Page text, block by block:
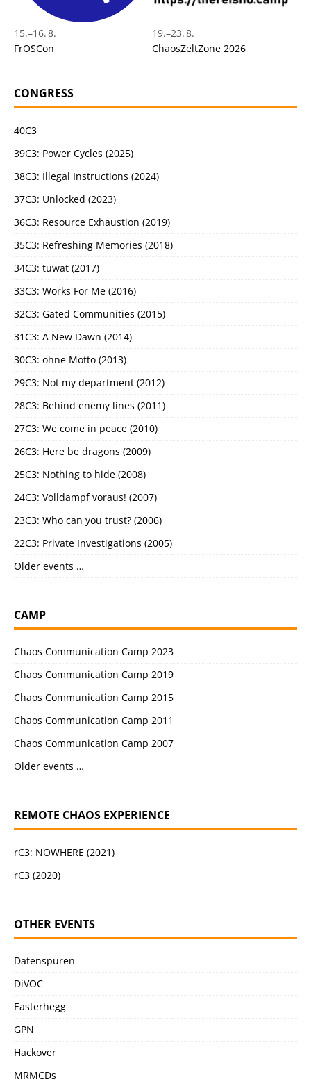
15.–16. 8.
FrOSCon
19.–23. 8.
ChaosZeltZone 2026
CONGRESS
40C3
39C3: Power Cycles (2025)
38C3: Illegal Instructions (2024)
37C3: Unlocked (2023)
36C3: Resource Exhaustion (2019)
35C3: Refreshing Memories (2018)
34C3: tuwat (2017)
33C3: Works For Me (2016)
32C3: Gated Communities (2015)
31C3: A New Dawn (2014)
30C3: ohne Motto (2013)
29C3: Not my department (2012)
28C3: Behind enemy lines (2011)
27C3: We come in peace (2010)
26C3: Here be dragons (2009)
25C3: Nothing to hide (2008)
24C3: Volldampf voraus! (2007)
23C3: Who can you trust? (2006)
22C3: Private Investigations (2005)
Older events …
CAMP
Chaos Communication Camp 2023
Chaos Communication Camp 2019
Chaos Communication Camp 2015
Chaos Communication Camp 2011
Chaos Communication Camp 2007
Older events …
REMOTE CHAOS EXPERIENCE
rC3: NOWHERE (2021)
rC3 (2020)
OTHER EVENTS
Datenspuren
DiVOC
Easterhegg
GPN
Hackover
MRMCDs